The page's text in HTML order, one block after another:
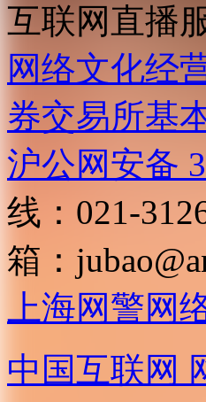
互联网直播
网络文化经
券交易所基
沪公网安备
线：021-
箱：
上海网警网
中国互联网